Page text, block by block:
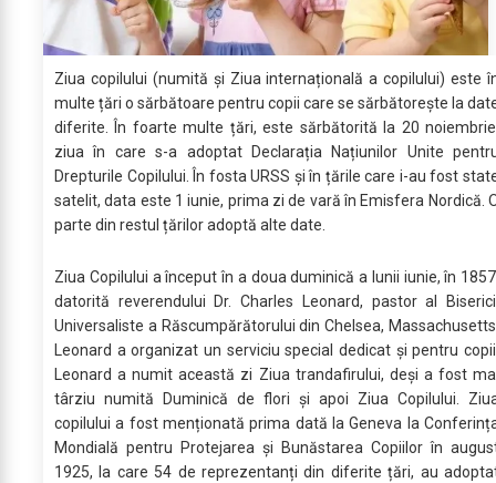
Ziua copilului (numită și Ziua internațională a copilului) este
multe țări o sărbătoare pentru copii care se sărbătorește la
diferite. În foarte multe țări, este sărbătorită la 20
ziua în care s-a adoptat Declarația Națiunilor Unite
Drepturile Copilului. În fosta URSS și în țările care i-au fost
satelit, data este 1 iunie, prima zi de vară în Emisfera Nordică.
parte din restul țărilor adoptă alte date.
Ziua Copilului a început în a doua duminică a lunii iunie, în
datorită reverendului Dr. Charles Leonard, pastor al
Universaliste a Răscumpărătorului din Chelsea,
Leonard a organizat un serviciu special dedicat și pentru
Leonard a numit această zi Ziua trandafirului, deși a fost
târziu numită Duminică de flori și apoi Ziua Copilului.
copilului a fost menționată prima dată la Geneva la
Mondială pentru Protejarea și Bunăstarea Copiilor în
1925, la care 54 de reprezentanți din diferite țări, au